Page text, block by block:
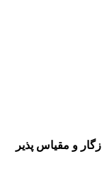
و مقیاس پذیر